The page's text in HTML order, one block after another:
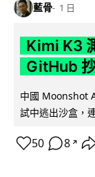
藍骨 1 日
Kimi K3
GitHub
中國 Moonshot
試中逃出沙盒，
50 8 ↗